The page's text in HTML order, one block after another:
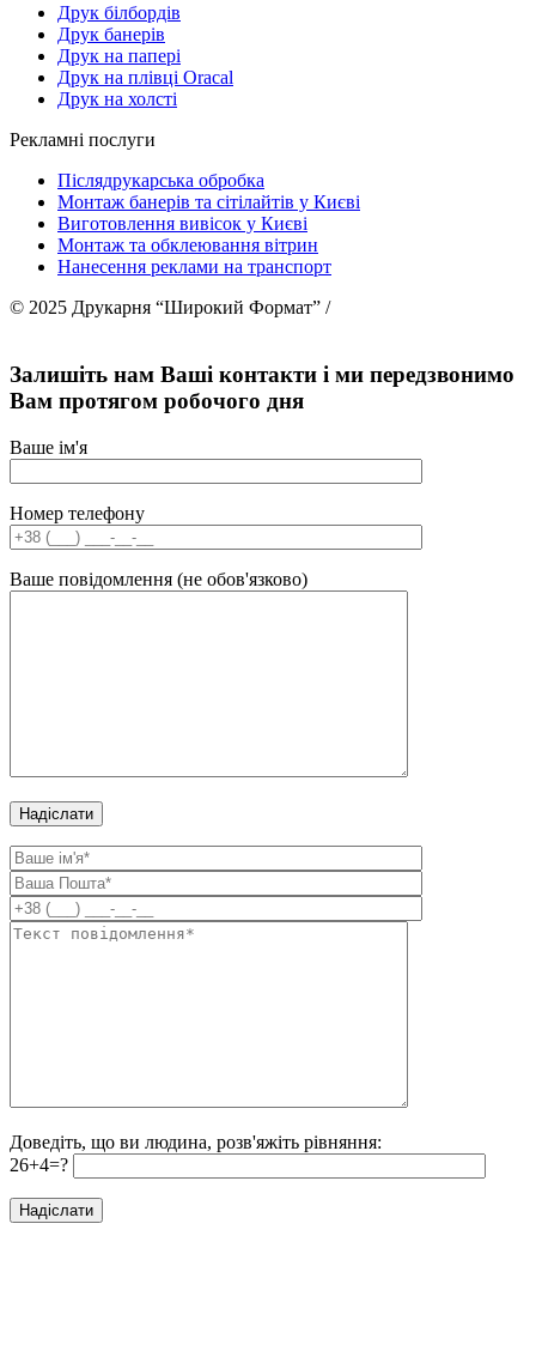
Друк білбордів
Друк банерів
Друк на папері
Друк на плівці Oracal
Друк на холсті
Рекламні послуги
Післядрукарська обробка
Монтаж банерів та сітілайтів у Києві
Виготовлення вивісок у Києві
Монтаж та обклеювання вітрин
Нанесення реклами на транспорт
© 2025 Друкарня “Широкий Формат” /
Залишіть нам Ваші контакти і ми передзвонимо
Вам протягом робочого дня
Ваше ім'я
Номер телефону
Ваше повідомлення (не обов'язково)
Доведіть, що ви людина, розв'яжіть рівняння:
26+4=?